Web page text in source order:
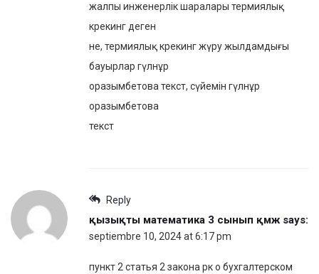
жалпы инженерлік шаралары термиялық
крекинг деген
не, термиялық крекинг жүру жылдамдығы
бауырлар гүлнұр
оразымбетова текст, сүйемін гүлнұр
оразымбетова
текст
Reply
қызықты математика 3 сынып қмж says:
septiembre 10, 2024 at 6:17 pm
пункт 2 статья 2 закона рк о бухгалтерском